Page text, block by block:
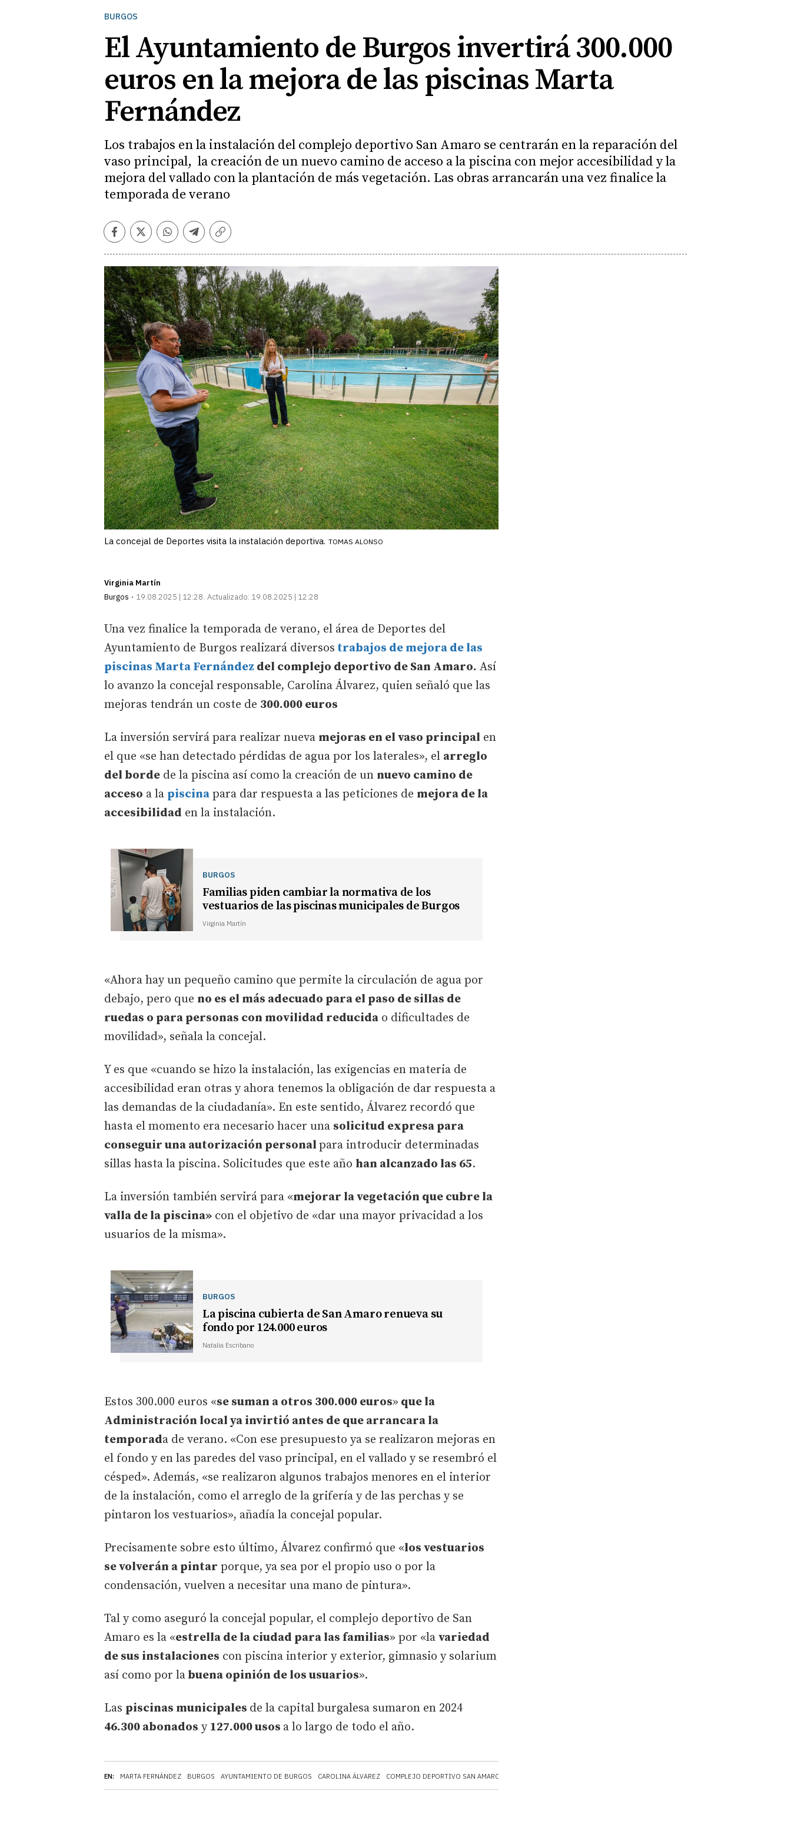
BURGOS
El Ayuntamiento de Burgos invertirá 300.000
euros en la mejora de las piscinas Marta
Fernández
Los trabajos en la instalación del complejo deportivo San Amaro se centrarán en la reparación del
vaso principal, la creación de un nuevo camino de acceso a la piscina con mejor accesibilidad y la
mejora del vallado con la plantación de más vegetación. Las obras arrancarán una vez finalice la
temporada de verano
Facebook
TwitterWhatsapp
Telegram
Copiar
La concejal de Deportes visita la instalación deportiva. TOMAS ALONSO
Virginia Martín
Burgos
19.08.2025 | 12:28 Actualizado: 19.08.2025 | 12:28
EN: MARTA FERNÁNDEZ BURGOS AYUNTAMIENTO DE BURGOS CAROLINA ÁLVAREZ COMPLEJO DEPORTIVO SAN AMARO
Una vez finalice la temporada de verano, el área de Deportes del
Ayuntamiento de Burgos realizará diversos trabajos de mejora de las
piscinas Marta Fernández del complejo deportivo de San Amaro. Así
lo avanzo la concejal responsable, Carolina Álvarez, quien señaló que las
mejoras tendrán un coste de 300.000 euros
La inversión servirá para realizar nueva mejoras en el vaso principal en
el que «se han detectado pérdidas de agua por los laterales», el arreglo
del borde de la piscina así como la creación de un nuevo camino de
acceso a la piscina para dar respuesta a las peticiones de mejora de la
accesibilidad en la instalación.
BURGOS
Familias piden cambiar la normativa de los
vestuarios de las piscinas municipales de Burgos
Virginia Martín
«Ahora hay un pequeño camino que permite la circulación de agua por
debajo, pero que no es el más adecuado para el paso de sillas de
ruedas o para personas con movilidad reducida o dificultades de
movilidad», señala la concejal.
Y es que «cuando se hizo la instalación, las exigencias en materia de
accesibilidad eran otras y ahora tenemos la obligación de dar respuesta a
las demandas de la ciudadanía». En este sentido, Álvarez recordó que
hasta el momento era necesario hacer una solicitud expresa para
conseguir una autorización personal para introducir determinadas
sillas hasta la piscina. Solicitudes que este año han alcanzado las 65.
La inversión también servirá para «mejorar la vegetación que cubre la
valla de la piscina» con el objetivo de «dar una mayor privacidad a los
usuarios de la misma».
BURGOS
La piscina cubierta de San Amaro renueva su
fondo por 124.000 euros
Natalia Escribano
Estos 300.000 euros «se suman a otros 300.000 euros» que la
Administración local ya invirtió antes de que arrancara la
temporada de verano. «Con ese presupuesto ya se realizaron mejoras en
el fondo y en las paredes del vaso principal, en el vallado y se resembró el
césped». Además, «se realizaron algunos trabajos menores en el interior
de la instalación, como el arreglo de la grifería y de las perchas y se
pintaron los vestuarios», añadía la concejal popular.
Precisamente sobre esto último, Álvarez confirmó que «los vestuarios
se volverán a pintar porque, ya sea por el propio uso o por la
condensación, vuelven a necesitar una mano de pintura».
Tal y como aseguró la concejal popular, el complejo deportivo de San
Amaro es la «estrella de la ciudad para las familias» por «la variedad
de sus instalaciones con piscina interior y exterior, gimnasio y solarium
así como por la buena opinión de los usuarios».
Las piscinas municipales de la capital burgalesa sumaron en 2024
46.300 abonados y 127.000 usos a lo largo de todo el año.